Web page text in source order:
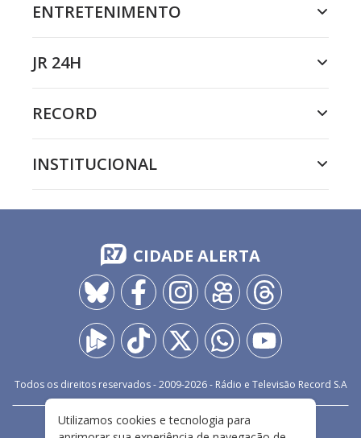
ENTRETENIMENTO
JR 24H
RECORD
INSTITUCIONAL
CIDADE ALERTA
Todos os direitos reservados - 2009-2026- Rádio e Televisão Record S.A
FALE CONOSCO PRIVACIDADE
Utilizamos cookies e tecnologia para